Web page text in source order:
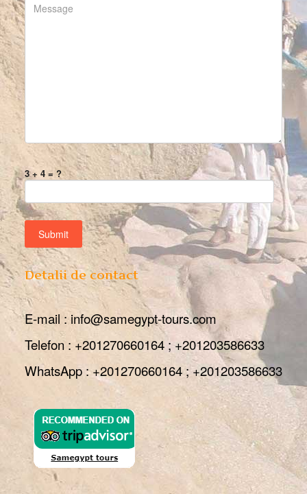
3 + 4 = ?
Detalii de contact
E-mail : info@samegypt-tours.com
Telefon : +201270660164 ; +201203586633
WhatsApp : +201270660164 ; +201203586633